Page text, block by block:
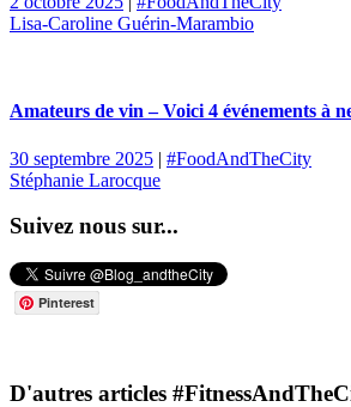
Lisa-Caroline Guérin-Marambio
Amateurs de vin – Voici 4 événements à
30 septembre 2025 | #FoodAndTheCity
Stéphanie Larocque
Suivez nous sur...
Pinterest
D'autres articles